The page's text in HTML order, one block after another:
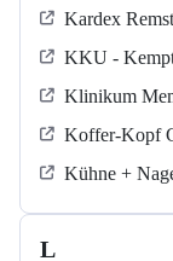
Kardex
KKU -
Klinikum
Koffer-Kopf
Kühne +
L